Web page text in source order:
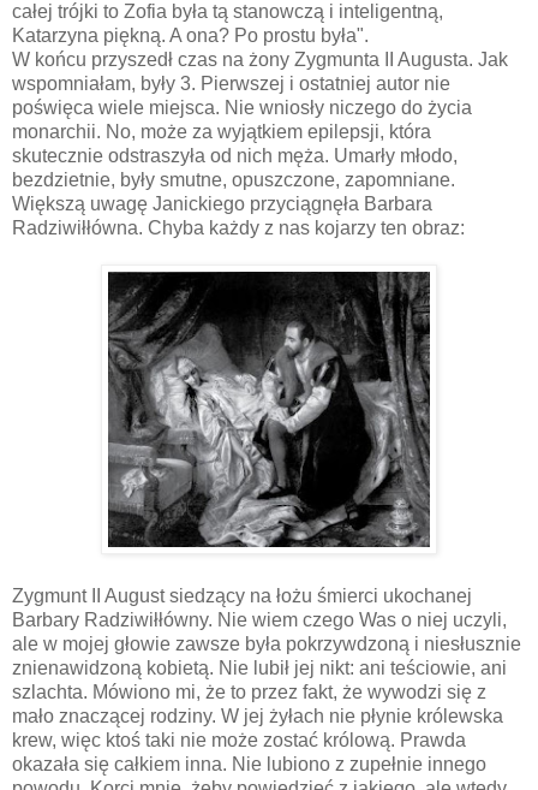
całej trójki to Zofia była tą stanowczą i inteligentną,
Katarzyna piękną. A ona? Po prostu była".
W końcu przyszedł czas na żony Zygmunta II Augusta. Jak
wspomniałam, były 3. Pierwszej i ostatniej autor nie
poświęca wiele miejsca. Nie wniosły niczego do życia
monarchii. No, może za wyjątkiem epilepsji, która
skutecznie odstraszyła od nich męża. Umarły młodo,
bezdzietnie, były smutne, opuszczone, zapomniane.
Większą uwagę Janickiego przyciągnęła Barbara
Radziwiłłówna. Chyba każdy z nas kojarzy ten obraz:
Zygmunt II August siedzący na łożu śmierci ukochanej
Barbary Radziwiłłówny. Nie wiem czego Was o niej uczyli,
ale w mojej głowie zawsze była pokrzywdzoną i niesłusznie
znienawidzoną kobietą. Nie lubił jej nikt: ani teściowie, ani
szlachta. Mówiono mi, że to przez fakt, że wywodzi się z
mało znaczącej rodziny. W jej żyłach nie płynie królewska
krew, więc ktoś taki nie może zostać królową. Prawda
okazała się całkiem inna. Nie lubiono z zupełnie innego